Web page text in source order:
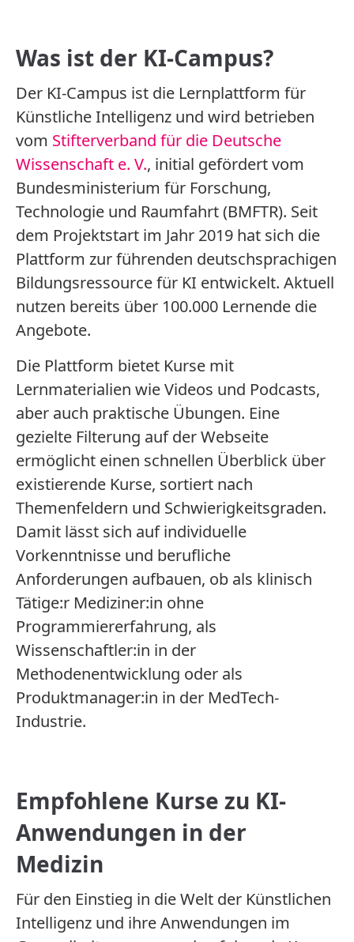
Was ist der KI-Campus?
Der KI-Campus ist die Lernplattform für
Künstliche Intelligenz und wird betrieben
vom Stifterverband für die Deutsche
Wissenschaft e. V., initial gefördert vom
Bundesministerium für Forschung,
Technologie und Raumfahrt (BMFTR). Seit
dem Projektstart im Jahr 2019 hat sich die
Plattform zur führenden deutschsprachigen
Bildungsressource für KI entwickelt. Aktuell
nutzen bereits über 100.000 Lernende die
Angebote.
Die Plattform bietet Kurse mit
Lernmaterialien wie Videos und Podcasts,
aber auch praktische Übungen. Eine
gezielte Filterung auf der Webseite
ermöglicht einen schnellen Überblick über
existierende Kurse, sortiert nach
Themenfeldern und Schwierigkeitsgraden.
Damit lässt sich auf individuelle
Vorkenntnisse und berufliche
Anforderungen aufbauen, ob als klinisch
Tätige:r Mediziner:in ohne
Programmiererfahrung, als
Wissenschaftler:in in der
Methodenentwicklung oder als
Produktmanager:in in der MedTech-
Industrie.
Empfohlene Kurse zu KI-
Anwendungen in der
Medizin
Für den Einstieg in die Welt der Künstlichen
Intelligenz und ihre Anwendungen im